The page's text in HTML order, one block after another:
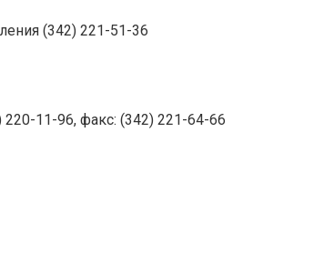
(342) 221-51-36
11-96, факс: (342) 221-64-66